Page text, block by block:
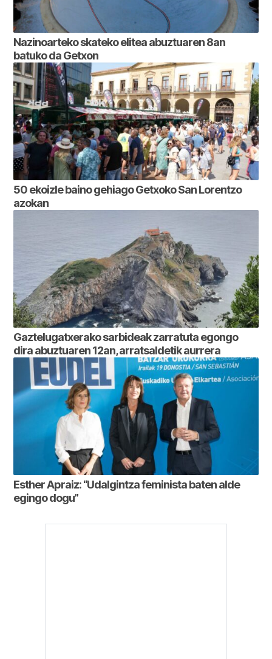
Nazinoarteko skateko elitea abuztuaren 8an
batuko da Getxon
50 ekoizle baino gehiago Getxoko San Lorentzo
azokan
Gaztelugatxerako sarbideak zarratuta egongo
dira abuztuaren 12an, arratsaldetik aurrera
Esther Apraiz: “Udalgintza feminista baten alde
egingo dogu”